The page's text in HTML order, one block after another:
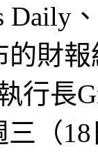
Daily
的財
行長
（